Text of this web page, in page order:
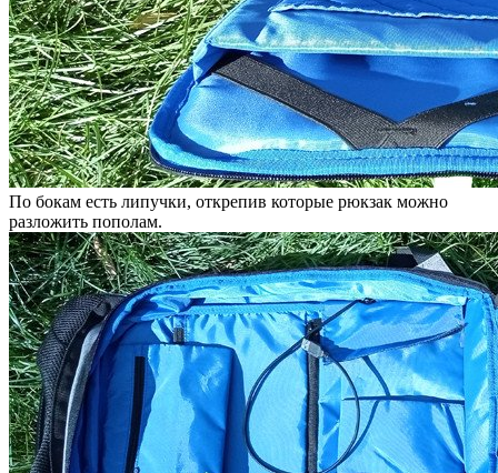
По бокам есть липучки, открепив которые рюкзак можно
разложить пополам.